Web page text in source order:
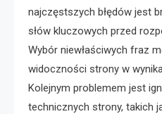
najczęstszych błędów jest
słów kluczowych przed
Wybór niewłaściwych fraz
widoczności strony w
Kolejnym problemem jest
technicznych strony, takich